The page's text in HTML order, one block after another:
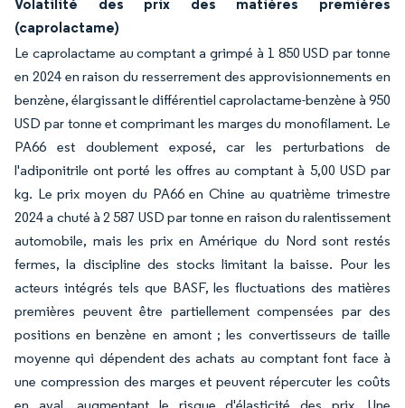
Volatilité des prix des matières premières
(caprolactame)
Le caprolactame au comptant a grimpé à 1 850 USD par tonne
en 2024 en raison du resserrement des approvisionnements en
benzène, élargissant le différentiel caprolactame-benzène à 950
USD par tonne et comprimant les marges du monofilament. Le
PA66 est doublement exposé, car les perturbations de
l'adiponitrile ont porté les offres au comptant à 5,00 USD par
kg. Le prix moyen du PA66 en Chine au quatrième trimestre
2024 a chuté à 2 587 USD par tonne en raison du ralentissement
automobile, mais les prix en Amérique du Nord sont restés
fermes, la discipline des stocks limitant la baisse. Pour les
acteurs intégrés tels que BASF, les fluctuations des matières
premières peuvent être partiellement compensées par des
positions en benzène en amont ; les convertisseurs de taille
moyenne qui dépendent des achats au comptant font face à
une compression des marges et peuvent répercuter les coûts